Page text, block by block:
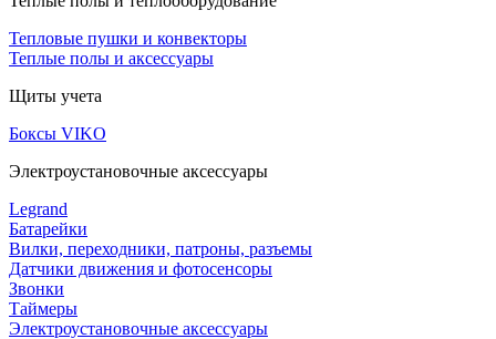
Тепловые пушки и конвекторы
Теплые полы и аксессуары
Щиты учета
Боксы VIKO
Электроустановочные аксессуары
Legrand
Батарейки
Вилки, переходники, патроны, разъемы
Датчики движения и фотосенсоры
Звонки
Таймеры
Электроустановочные аксессуары